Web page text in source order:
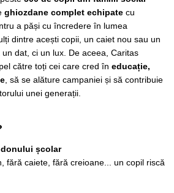
ghiozdane complet echipate cu
a păși cu încredere în lumea
dintre acești copii, un caiet nou sau un
dat, ci un lux. De aceea, Caritas
către toți cei care cred în educație,
, să se alăture campaniei și să contribuie
unei generații.
școlar
fără caiete, fără creioane... un copil riscă
la visurile lor.